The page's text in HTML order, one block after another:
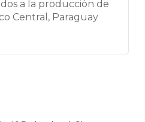
a la producción de
Central, Paraguay